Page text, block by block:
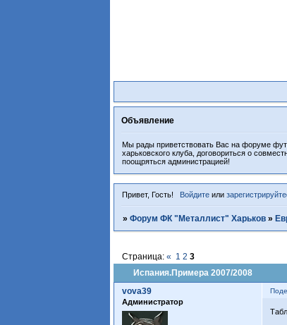
Объявление
Мы рады приветствовать Вас на форуме
харьковского клуба, договориться о
поощряться администрацией!
Привет, Гость! Войдитеили
»Форум ФК "Металлист" Харьков »
Испания.Примера 2007/2008
Страница:« 1 2 3
vova39
Администратор